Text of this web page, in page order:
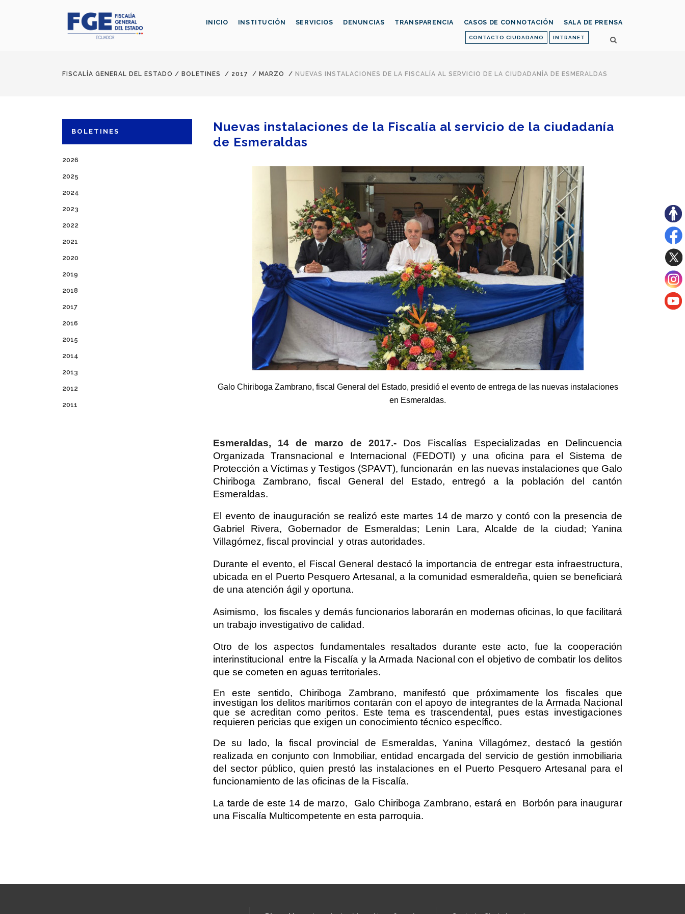
CONTACTO CIUDADANO INTRANET
INICIO INSTITUCIÓN SERVICIOS DENUNCIAS TRANSPARENCIA CASOS DE CONNOTACIÓN SALA DE PRENSA
FISCALÍA GENERAL DEL ESTADO / BOLETINES / 2017 / MARZO / NUEVAS INSTALACIONES DE LA FISCALÍA AL SERVICIO DE LA CIUDADANÍA DE ESMERALDAS
BOLETINES
2026
2025
2024
2023
2022
2021
2020
2019
2018
2017
2016
2015
2014
2013
2012
2011
Nuevas instalaciones de la Fiscalía al servicio de la ciudadanía
de Esmeraldas
Galo Chiriboga Zambrano, fiscal General del Estado, presidió el evento de entrega de las nuevas instalaciones
en Esmeraldas.
Esmeraldas, 14 de marzo de 2017.-
Dos Fiscalías Especializadas en Delincuencia
Organizada Transnacional e Internacional (FEDOTI) y una oficina para el Sistema de
Protección a Víctimas y Testigos (SPAVT), funcionarán en las nuevas instalaciones que Galo
Chiriboga Zambrano, fiscal General del Estado, entregó a la población del cantón
Esmeraldas.
El evento de inauguración se realizó este martes 14 de marzo y contó con la presencia de
Gabriel Rivera, Gobernador de Esmeraldas; Lenin Lara, Alcalde de la ciudad ; Yanina
Villagómez, fiscal provincial y otras autoridades.
Durante el evento, el Fiscal General destacó la importancia de entregar esta infraestructura,
ubicada en el Puerto Pesquero Artesanal, a la comunidad esmeraldeña, quien se beneficiará
de una atención ágil y oportuna.
Asimismo, los fiscales y demás funcionarios laborarán en modernas oficinas, lo que facilitará
un trabajo investigativo de calidad.
Otro de los aspectos fundamentales resaltados durante este acto, fue la cooperación
interinstitucional entre la Fiscalía y la Armada Nacional con el objetivo de combatir los delitos
que se cometen en aguas territoriales.
En este sentido, Chiriboga Zambrano, manifestó que próximamente los fiscales que
investigan los delitos marítimos contarán con el apoyo de integrantes de la Armada Nacional
que se acreditan como peritos. Este tema es trascendental, pues estas investigaciones
requieren pericias que exigen un conocimiento técnico específico.
De su lado, la fiscal provincial de Esmeraldas, Yanina Villagómez, destacó la gestión
realizada en conjunto con Inmobiliar, entidad encargada del servicio de gestión inmobiliaria
del sector público, quien prestó las instalaciones en el Puerto Pesquero Artesanal para el
funcionamiento de las oficinas de la Fiscalía.
La tarde de este 14 de marzo, Galo Chiriboga Zambrano, estará en Borbón para inaugurar
una Fiscalía Multicompetente en esta parroquia.